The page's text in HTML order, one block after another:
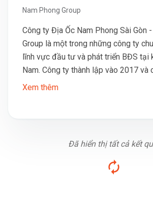
Nam Phong Group
Công ty Địa Ốc Nam Phong Sài Gòn
Group là một trong những công ty
lĩnh vực đầu tư và phát triển BĐS tại
Nam. Công ty thành lập vào 2017 và
Xem thêm
Đã hiển thị tất cả kết